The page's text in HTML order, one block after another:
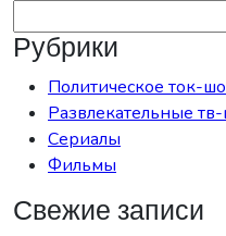
Рубрики
Политическое ток-
Развлекательные
Сериалы
Фильмы
Свежие записи